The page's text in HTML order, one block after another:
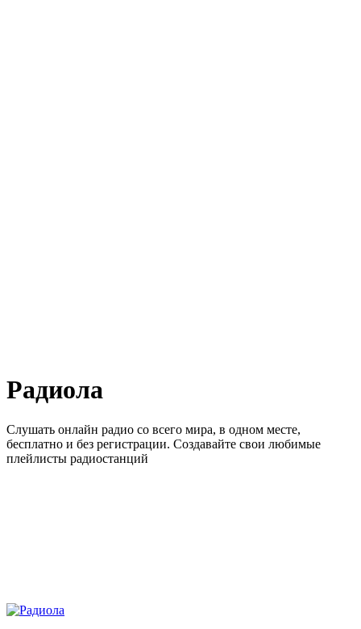
Радиола
Слушать онлайн радио со всего мира, в одном месте,
бесплатно и без регистрации. Создавайте свои любимые
плейлисты радиостанций